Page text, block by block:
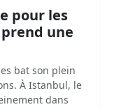
pour les
une
bat son plein
À Istanbul, le
dans